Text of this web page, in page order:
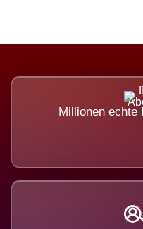
Millionen echte